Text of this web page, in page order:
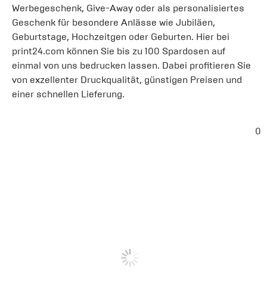
Werbegeschenk, Give-Away oder als personalisiertes
Geschenk für besondere Anlässe wie Jubiläen,
Geburtstage, Hochzeitgen oder Geburten. Hier bei
print24.com können Sie bis zu 100 Spardosen auf
einmal von uns bedrucken lassen. Dabei profitieren Sie
von exzellenter Druckqualität, günstigen Preisen und
einer schnellen Lieferung.
0